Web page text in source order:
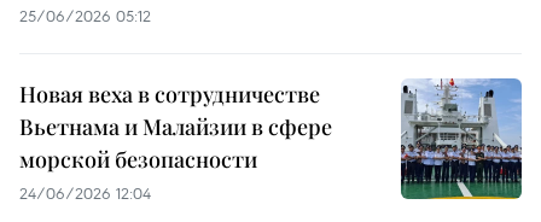
25/06/2026 05:12
Новая веха в сотрудничестве
Вьетнама и Малайзии в сфере
морской безопасности
24/06/2026 12:04